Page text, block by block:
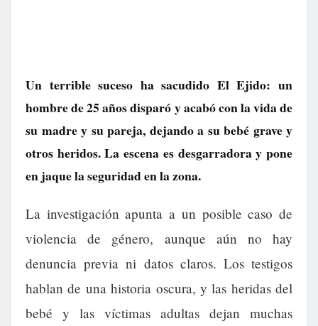
Un terrible suceso ha sacudido El Ejido: un
hombre de 25 años disparó y acabó con la vida de
su madre y su pareja, dejando a su bebé grave y
otros heridos. La escena es desgarradora y pone
en jaque la seguridad en la zona.
La investigación apunta a un posible caso de
violencia de género, aunque aún no hay
denuncia previa ni datos claros. Los testigos
hablan de una historia oscura, y las heridas del
bebé y las víctimas adultas dejan muchas